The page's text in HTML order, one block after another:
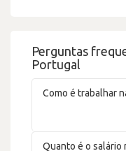
Perguntas
Portugal
Como é trabalhar
Quanto é o salário